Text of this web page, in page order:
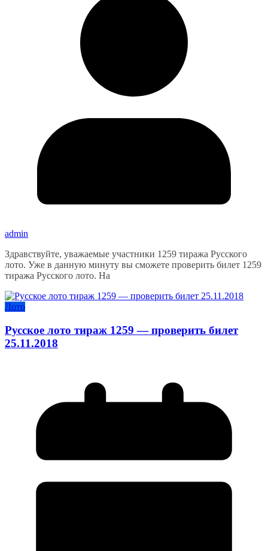
admin
Здравствуйте, уважаемые участники 1259 тиража Русского
лото. Уже в данную минуту вы сможете проверить билет 1259
тиража Русского лото. На
Лото
Русское лото тираж 1259 — проверить билет
25.11.2018